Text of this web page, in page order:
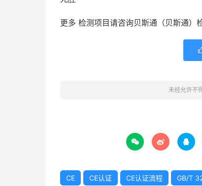
更多 检测项目请咨询贝斯通（贝斯通）
未经允许不
  
CE CE认证 CE认证流程 GB/T